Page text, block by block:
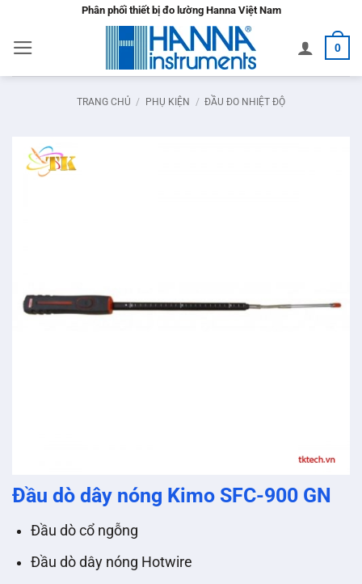
nội
dung
Phân phối thiết bị đo lường Hanna Việt Nam
0
TRANG CHỦ / PHỤ KIỆN / ĐẦU ĐO NHIỆT ĐỘ
Đầu dò dây nóng Kimo SFC-900 GN
Đầu dò cổ ngỗng
Đầu dò dây nóng Hotwire